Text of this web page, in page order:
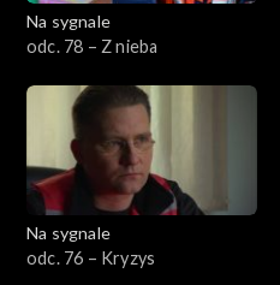
Na sygnale
odc. 78 – Z nieba
Na sygnale
odc. 76 – Kryzys